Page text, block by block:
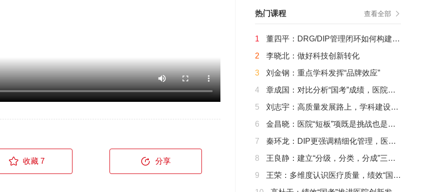
收藏 7 分享
热门课程 查看全部
1
董四平：DRG/DIP管理闭环如何构建运
2
李晓北：做好科技创新转化
3 刘金钢：重点学科发挥“品牌效应”
4
章成国：对比分析“国考”成绩，医院该
5
刘志宇：高质量发展路上，学科建设需
6
金昌晓：医院“短板”项既是挑战也是机
7
秦环龙：DIP更强调精细化管理，医生
8
王良静：建立“分级，分类，分成”三位
9
王荣：多维度认识医疗质量，绩效“国